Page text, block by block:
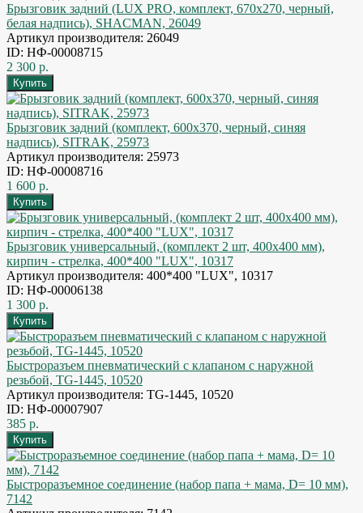
Брызговик задний (LUX PRO, комплект, 670x270, черный,
белая надпись), SHACMAN, 26049
Артикул производителя: 26049
ID: НФ-00008715
2 300 р.
Брызговик задний (комплект, 600x370, черный, синяя
надпись), SITRAK, 25973
Артикул производителя: 25973
ID: НФ-00008716
1 600 р.
Брызговик универсальный, (комплект 2 шт, 400x400 мм),
кирпич - стрелка, 400*400 "LUX", 10317
Артикул производителя: 400*400 "LUX", 10317
ID: НФ-00006138
1 300 р.
Быстроразъем пневматический с клапаном с наружной
резьбой, TG-1445, 10520
Артикул производителя: TG-1445, 10520
ID: НФ-00007907
385 р.
Быстроразъемное соединение (набор папа + мама, D= 10 мм),
7142